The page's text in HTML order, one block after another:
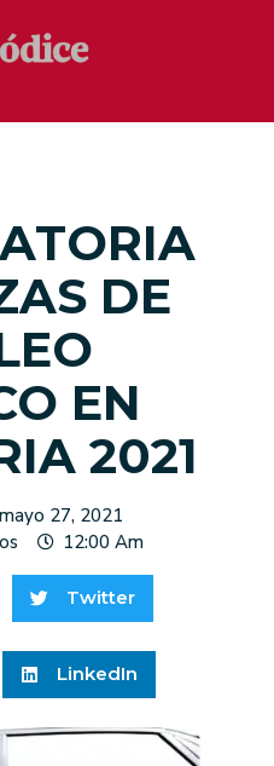
DE
EN
2021
mayo 27, 2021
12:00 Am
Twitter
LinkedIn